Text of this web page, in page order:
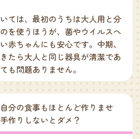
ては、最初のうちは大人用と分
を使うほうが、菌やウイルスへ
赤ちゃんにも安心です。中期、
たら大人と同じ器具が清潔であ
も問題ありません。
分の食事もほとんど作りませ
作りしないとダメ？